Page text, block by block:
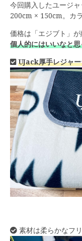
今回購入したユージ
200cm × 150cm。カ
価格は「エジブト」
個人的にはいいなと
UJack厚手レジャ
素材は柔らかなフ